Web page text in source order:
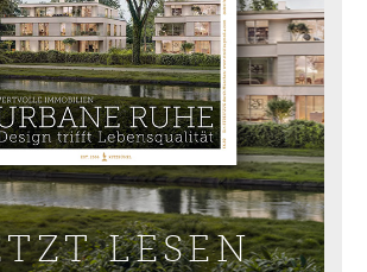
LESEN